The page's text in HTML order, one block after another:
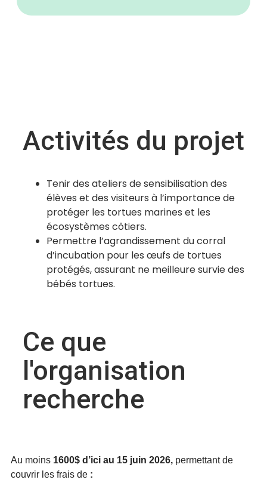
Activités du projet
Tenir des ateliers de sensibilisation des
élèves et des visiteurs à l’importance de
protéger les tortues marines et les
écosystèmes côtiers.
Permettre l’agrandissement du corral
d’incubation pour les œufs de tortues
protégés, assurant ne meilleure survie des
bébés tortues.
Ce que
l'organisation
recherche
Au moins 1600$ d’ici au 15 juin 2026, permettant de
couvrir les frais de :